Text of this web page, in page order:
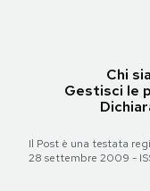
Chi
Gestisci le
Il Post è una testata
28 settembre 2009 -